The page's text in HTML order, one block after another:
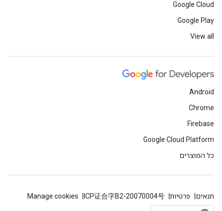
Google Cloud
Google Play
View all
Android
Chrome
Firebase
Google Cloud Platform
כל המוצרים
תנאים פרטיות ICP证合字B2-20070004号
Manage cookies